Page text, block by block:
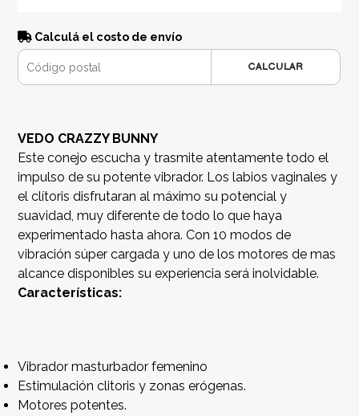
Calculá el costo de envío
CALCULAR
VEDO CRAZZY BUNNY
Este conejo escucha y trasmite atentamente todo el
impulso de su potente vibrador. Los labios vaginales y
el clítoris disfrutaran al máximo su potencial y
suavidad, muy diferente de todo lo que haya
experimentado hasta ahora. Con 10 modos de
vibración súper cargada y uno de los motores de mas
alcance disponibles su experiencia será inolvidable.
Características:
Vibrador masturbador femenino
Estimulación clitoris y zonas erógenas.
Motores potentes.